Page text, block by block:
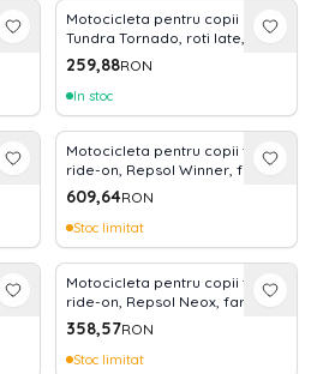
unei aplicații mobile de
De la tricicletele care evoluează
sunt studiate ergonomic pentru a
a posturii și a echilibrului.
Accesorii de exterior rezistente
transformând curtea într-un parc de
Motocicleta pentru copii Injusa,
Tundra Tornado, roti late, 18
luni+, Roz
259,88RON
In stoc
Motocicleta pentru copii tip
ride-on, Repsol Winner, fara
pedale, stabila si rezistenta, 3
ani+, max. 50 kg
609,64RON
Stoc limitat
Motocicleta pentru copii tip
ride-on, Repsol Neox, fara
pedale, stabil si usor de
utilizat, 18-36 luni
358,57RON
Stoc limitat